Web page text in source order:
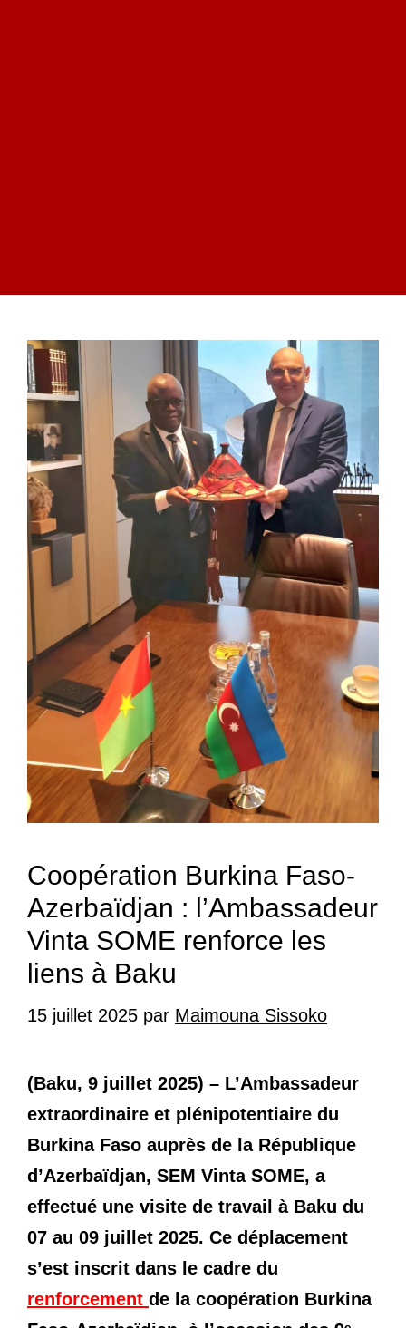
Coopération Burkina Faso-
Azerbaïdjan : l’Ambassadeur
Vinta SOME renforce les
liens à Baku
15 juillet 2025 par Maimouna Sissoko
(Baku, 9 juillet 2025) – L’Ambassadeur
extraordinaire et plénipotentiaire du
Burkina Faso auprès de la République
d’Azerbaïdjan, SEM Vinta SOME, a
effectué une visite de travail à Baku du
07 au 09 juillet 2025. Ce déplacement
s’est inscrit dans le cadre du
renforcement de la coopération Burkina